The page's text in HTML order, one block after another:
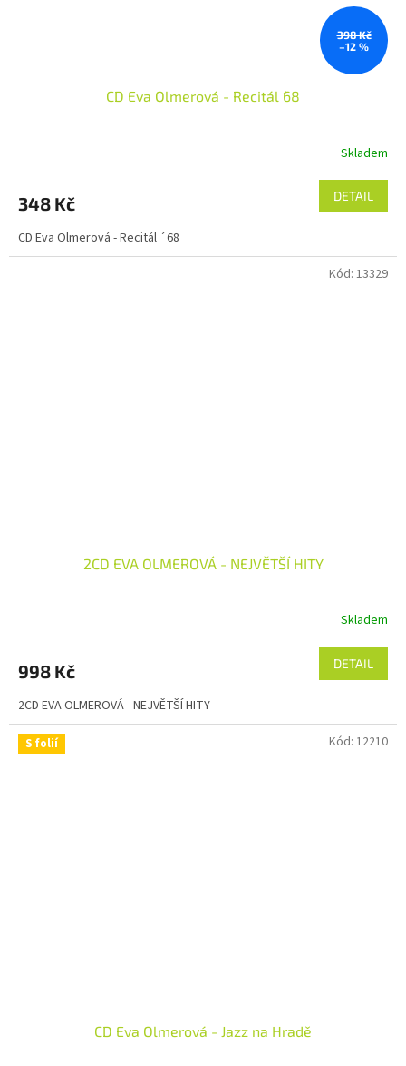
398 Kč
–12 %
CD Eva Olmerová - Recitál ´68
Skladem
348 Kč DETAIL
CD Eva Olmerová - Recitál ´68
2CD EVA OLMEROVÁ - NEJVĚTŠÍ HITY
je
z
5
hvězdiček.
Skladem
998 Kč DETAIL
2CD EVA OLMEROVÁ - NEJVĚTŠÍ HITY
Kód: 13329
S folií
CD Eva Olmerová - Jazz na Hradě
Kód: 12210